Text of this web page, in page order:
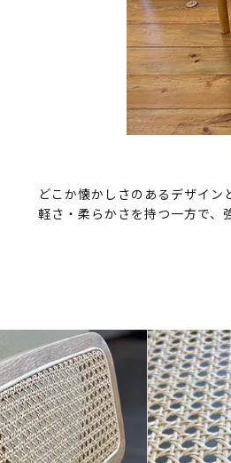
どこか懐かしさのあるデザイン
軽さ・柔らかさを持つ一方で、